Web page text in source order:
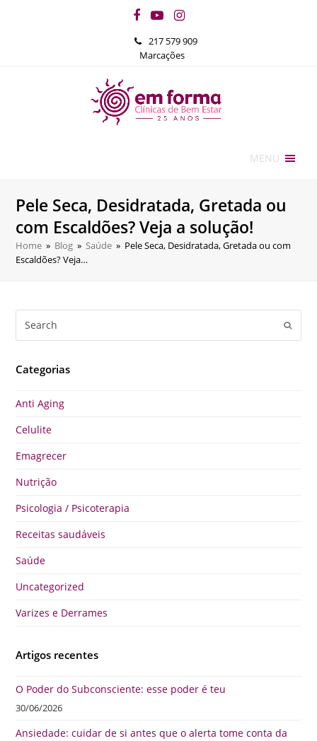
Facebook
YouTubeInstagram
217 579 909
Marcações
MENU
Pele Seca, Desidratada, Gretada ou
com Escaldões? Veja a solução!
Home » Blog » Saúde » Pele Seca, Desidratada, Gretada ou com
Escaldões? Veja…
Categorias
Anti Aging
Celulite
Emagrecer
Nutrição
Psicologia / Psicoterapia
Receitas saudáveis
Saúde
Uncategorized
Varizes e Derrames
Artigos recentes
O Poder do Subconsciente: esse poder é teu
30/06/2026
Ansiedade: cuidar de si antes que o alerta tome conta da